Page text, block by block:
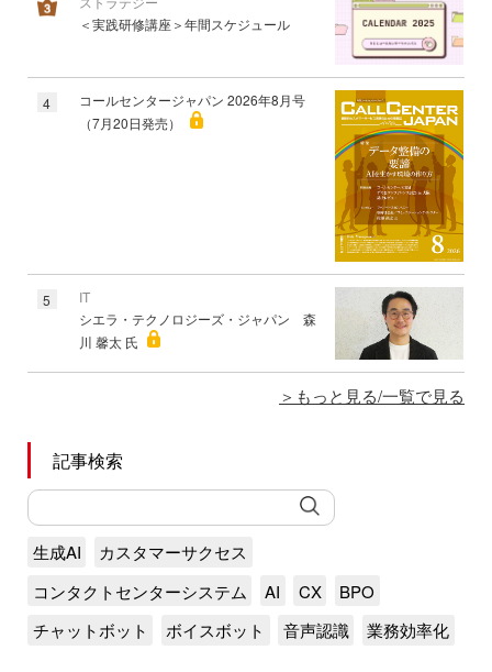
＜実践研修講座＞年間スケジュール
4
コールセンタージャパン 2026年8月号
（7月20日発売）
5
IT
シエラ・テクノロジーズ・ジャパン 森
川 馨太 氏
もっと見る/一覧で見る
記事検索
生成AI
カスタマーサクセス
コンタクトセンターシステム
AI CX
BPO
チャットボット
ボイスボット 音声認識 業務効率化